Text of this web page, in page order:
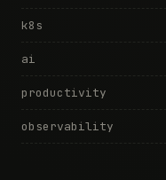
k8s
ai
productivity
observability